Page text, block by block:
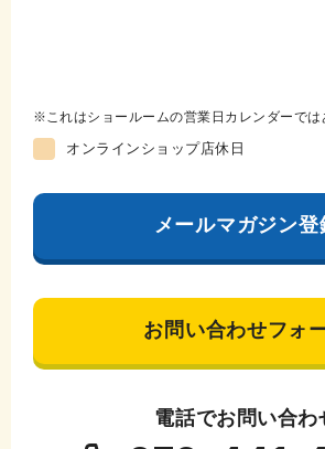
これはショールームの営業日カレンダーでは
オンラインショップ店休日
メールマガジン登
お問い合わせフォ
電話でお問い合わ